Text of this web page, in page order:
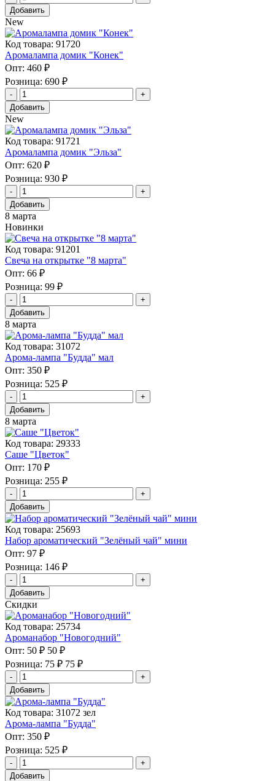
Добавить
New
Код товара: 91720
Аромалампа домик "Конек"
Опт: 460 ₽
Розница: 690 ₽
Добавить
New
Код товара: 91721
Аромалампа домик "Эльза"
Опт: 620 ₽
Розница: 930 ₽
Добавить
8 марта
Новинки
Код товара: 91201
Свеча на открытке "8 марта"
Опт: 66 ₽
Розница: 99 ₽
Добавить
8 марта
Код товара: 31072
Арома-лампа "Будда" мал
Опт: 350 ₽
Розница: 525 ₽
Добавить
8 марта
Код товара: 29333
Саше "Цветок"
Опт: 170 ₽
Розница: 255 ₽
Добавить
Код товара: 25693
Набор ароматический "Зелёный чай" мини
Опт: 97 ₽
Розница: 146 ₽
Добавить
Скидки
Код товара: 25734
Ароманабор "Новогодний"
Опт: 50 ₽ 50 ₽
Розница: 75 ₽ 75 ₽
Добавить
Код товара: 31072 зел
Арома-лампа "Будда"
Опт: 350 ₽
Розница: 525 ₽
Добавить